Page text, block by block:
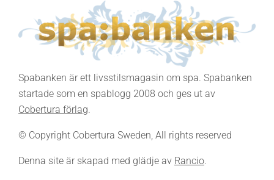
Spabanken är ett livsstilsmagasin om spa. Spabanken
startade som en spablogg 2008 och ges ut av
Cobertura förlag.
© Copyright Cobertura Sweden, All rights reserved
Denna site är skapad med glädje av Rancio.